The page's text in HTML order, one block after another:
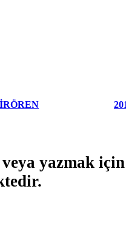
yazmak